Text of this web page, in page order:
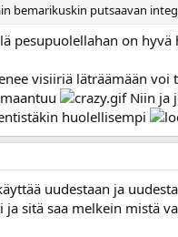
bemarikuskin putsaavan
pesupuolellahan on
visiiriä läträämään
Niin ja
huolellisempi
uudestaan ja
ja sitä saa melkein mistä